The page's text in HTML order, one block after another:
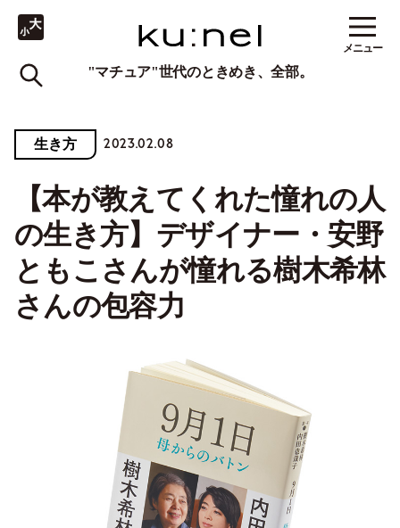
"マチュア"世代のときめき、全部。
メニュー
生き方 2023.02.08
【本が教えてくれた憧れの人
の生き方】デザイナー・安野
ともこさんが憧れる樹木希林
さんの包容力